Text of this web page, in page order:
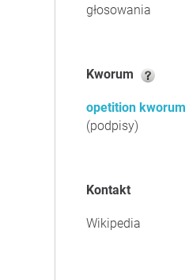
głosowania
Kworum
opetition kworum
(podpisy)
Kontakt
Wikipedia